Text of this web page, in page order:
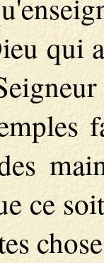
qui
ce